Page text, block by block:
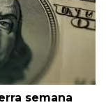
semana